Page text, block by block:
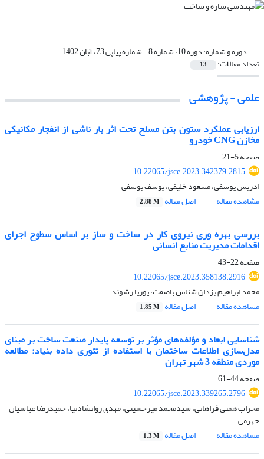
دوره و شماره:دوره 10، شماره 8 - شماره پیاپی 73، آبان 1402
تعداد مقالات: 13
علمی - پژوهشی
ارزیابی عملکرد ستون بتن مسلح تحت اثر بار ناشی از انفجار مکانیکی
مخازن CNG خودرو
صفحه5-21
10.22065/jsce.2023.342379.2815
ادریس یوسفی، مسعود خلیقی، یوسف یوسفی
مشاهده مقاله
اصل مقاله 2.88 M
بررسی بهره وری نیروی کار در ساخت و ساز بر اساس سطوح اجرای
اقدامات مدیریت منابع انسانی
صفحه22-43
10.22065/jsce.2023.358138.2916
محمد ابراهیم یزدان شناس باصفت، پوریا رشوند
مشاهده مقاله
اصل مقاله 1.85 M
شناسایی ابعاد و مؤلفه‌های مؤثر بر توسعه پایدار صنعت ساخت بر مبنای
مدل‌سازی اطلاعات ساختمان با استفاده از تئوری داده بنیاد: مطالعه
موردی منطقه 3 شهر تهران
صفحه44-61
10.22065/jsce.2023.339265.2796
محراب همتی فراهانی، سیدمحمد میرحسینی، مهدی روانشادنیا، حمیدرضا عباسیان
جهرمی
مشاهده مقاله
اصل مقاله 1.3 M